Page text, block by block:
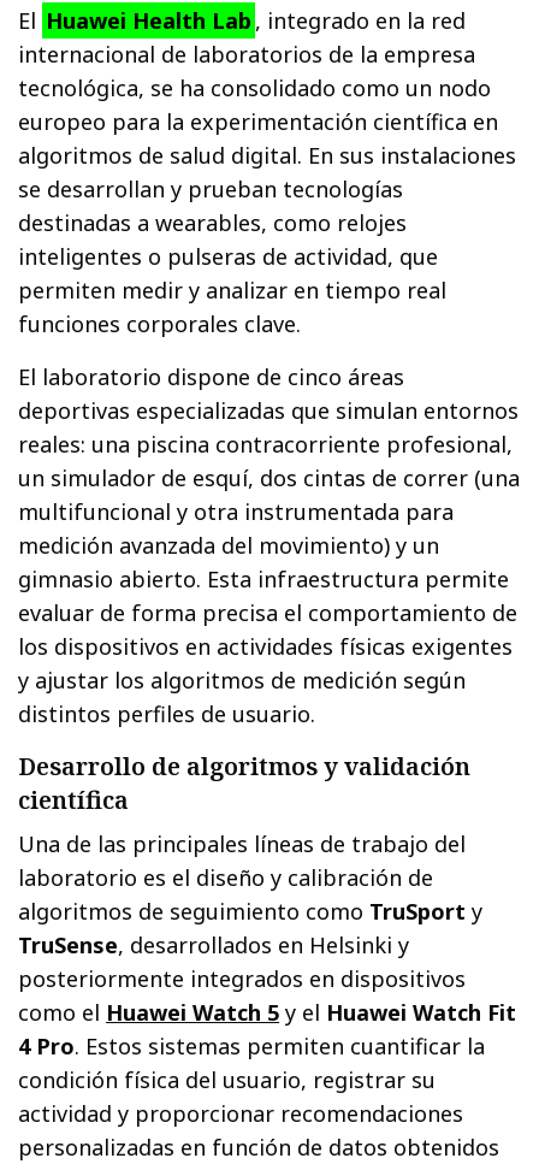
El Huawei Health Lab , integrado en la red
internacional de laboratorios de la empresa
tecnológica, se ha consolidado como un nodo
europeo para la experimentación científica en
algoritmos de salud digital. En sus instalaciones
se desarrollan y prueban tecnologías
destinadas a wearables, como relojes
inteligentes o pulseras de actividad, que
permiten medir y analizar en tiempo real
funciones corporales clave.
El laboratorio dispone de cinco áreas
deportivas especializadas que simulan entornos
reales: una piscina contracorriente profesional,
un simulador de esquí, dos cintas de correr (una
multifuncional y otra instrumentada para
medición avanzada del movimiento) y un
gimnasio abierto. Esta infraestructura permite
evaluar de forma precisa el comportamiento de
los dispositivos en actividades físicas exigentes
y ajustar los algoritmos de medición según
distintos perfiles de usuario.
Desarrollo de algoritmos y validación
científica
Una de las principales líneas de trabajo del
laboratorio es el diseño y calibración de
algoritmos de seguimiento como TruSport y
TruSense, desarrollados en Helsinki y
posteriormente integrados en dispositivos
como el Huawei Watch 5 y el Huawei Watch Fit
4 Pro. Estos sistemas permiten cuantificar la
condición física del usuario, registrar su
actividad y proporcionar recomendaciones
personalizadas en función de datos obtenidos